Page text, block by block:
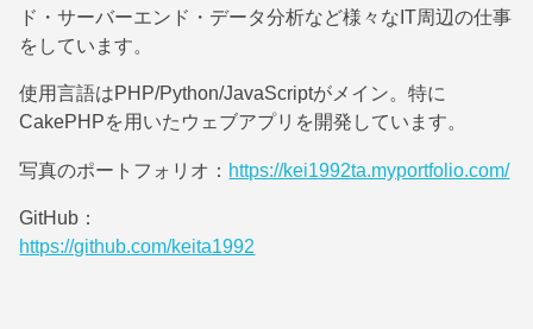
ド・サーバーエンド・データ分析など様々なIT周辺の仕事
をしています。
使用言語はPHP/Python/JavaScriptがメイン。特に
CakePHPを用いたウェブアプリを開発しています。
写真のポートフォリオ： https://kei1992ta.myportfolio.com/
GitHub：
https://github.com/keita1992